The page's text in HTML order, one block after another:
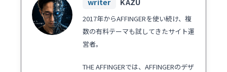
2017年からAFFINGERを使い続け、複
数の有料テーマも試してきたサイト運
営者。
THE AFFINGERでは、AFFINGERのデザ